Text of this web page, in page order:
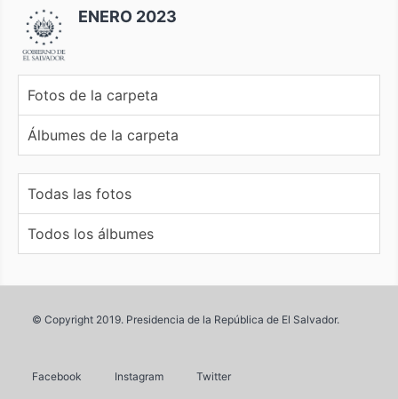
ENERO 2023
Fotos de la carpeta
Álbumes de la carpeta
Todas las fotos
Todos los álbumes
© Copyright 2019. Presidencia de la República de El Salvador.
Facebook Instagram Twitter